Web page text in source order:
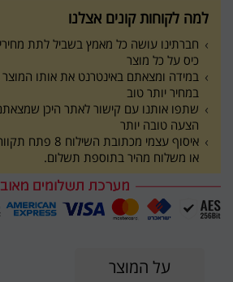
למה לקוחות קונים אצלנו
חברתינו עושה כל מאמץ בשביל לתת
כיס על כל מוצר
במידה ומצאתם באינטרנט את אותו המוצר
במחיר יותר טוב
שתפו אותנו עם קישור לאתר היכן
הצעה טובה יותר
איסוף עצמי
או משלוח מהיר בתוספת תשלום.
על המוצר